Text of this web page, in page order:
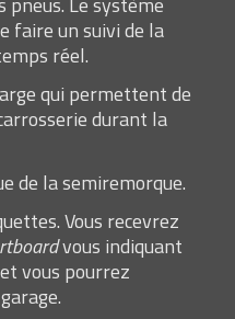
faire un suivi de la
réel.
qui permettent de
durant la
de la semiremorque.
Vous recevrez
vous indiquant
vous pourrez